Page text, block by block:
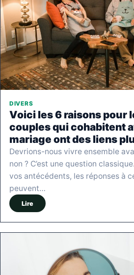
DIVERS
Voici les 6 raisons pour
couples qui cohabitent
mariage ont des liens
Devrions-nous vivre ensemble
non ? C’est une question
vos antécédents, les réponses à
peuvent…
Lire